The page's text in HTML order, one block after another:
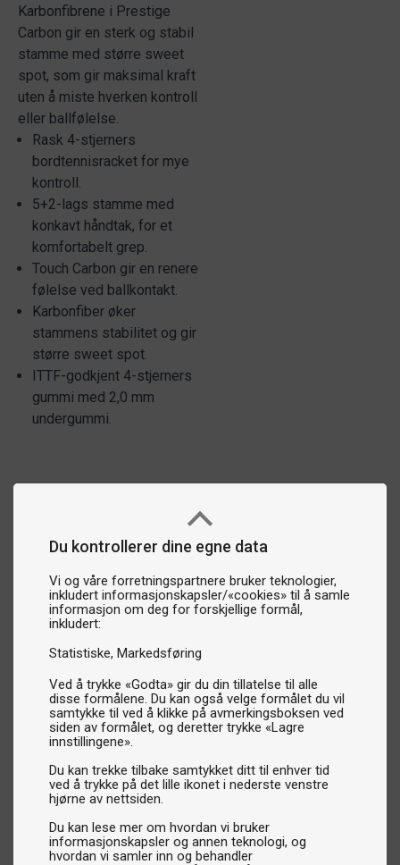
Du kontrollerer dine egne data
Vi og våre forretningspartnere bruker teknologier,
inkludert informasjonskapsler/«cookies» til å samle
informasjon om deg for forskjellige formål,
inkludert:
Statistiske Markedsføring
Ved å trykke «Godta» gir du din tillatelse til alle
disse formålene. Du kan også velge formålet du vil
samtykke til ved å klikke på avmerkingsboksen ved
siden av formålet, og deretter trykke «Lagre
innstillingene».
Du kan trekke tilbake samtykket ditt til enhver tid
ved å trykke på det lille ikonet i nederste venstre
hjørne av nettsiden.
Du kan lese mer om hvordan vi bruker
informasjonskapsler og annen teknologi, og
hvordan vi samler inn og behandler
Karbonfibrene i Prestige
Carbon gir en sterk og stabil
stamme med større sweet
spot, som gir maksimal kraft
uten å miste hverken kontroll
eller ballfølelse.
Rask 4-stjerners
bordtennisracket for mye
kontroll.
5+2-lags stamme med
konkavt håndtak, for et
komfortabelt grep.
Touch Carbon gir en renere
følelse ved ballkontakt.
Karbonfiber øker
stammens stabilitet og gir
større sweet spot.
ITTF-godkjent 4-stjerners
gummi med 2,0 mm
undergummi.